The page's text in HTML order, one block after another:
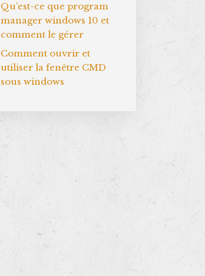
Qu’est-ce que program
manager windows 10 et
comment le gérer
Comment ouvrir et
utiliser la fenêtre CMD
sous windows